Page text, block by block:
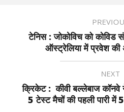
टेनिस : जोकोविच को कोविड
ऑस्ट्रेलिया में प्रवेश की
NEXT
क्रिकेट : कीवी बल्लेबाज कॉनवे
5 टेस्ट मैचों की पहली पारी में